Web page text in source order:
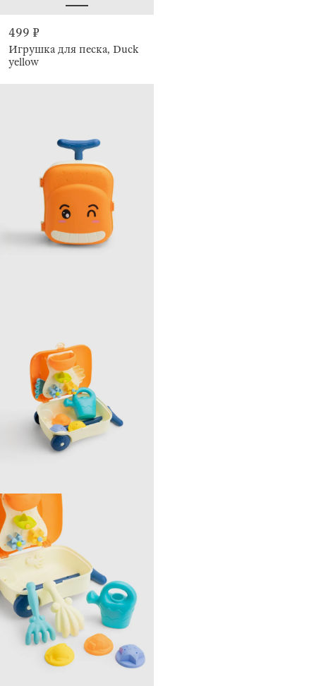
499 ₽
Игрушка для песка, Duck
yellow